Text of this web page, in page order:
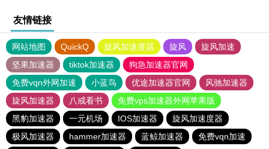
友情链接
网站地图 QuickQ 旋风加速度器 旋风
旋风加速
坚果加速器
tiktok加速器
狗急加速器官网
免费vqn外网加速
小蓝鸟 优途加速器官网
风驰加速器
旋风加速器
八戒看书
免费vps加速器外网苹果版
黑豹加速器
一元机场 IOS加速器
旋风加速度器
极风加速器
hammer加速器 蓝鲸加速器
免费vqn加速